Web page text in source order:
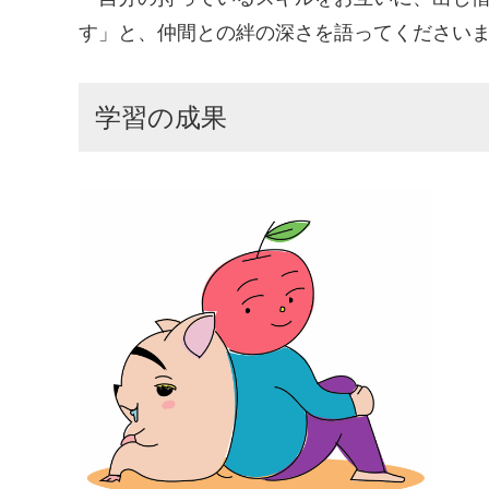
す」と、仲間との絆の深さを語ってください
学習の成果